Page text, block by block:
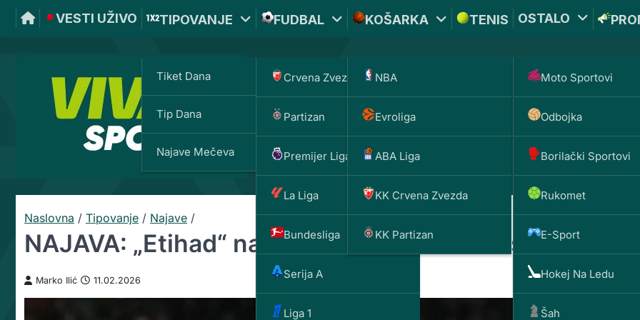
VESTI UŽIVO TIPOVANJE
Tiket Dana
Tip Dana
Najave Mečeva
FUDBAL
Crvena Zvezda
Partizan
Premijer Liga
La Liga
Bundesliga
Serija A
Liga 1
KOŠARKA
NBA
Evroliga
ABA Liga
KK Crvena Zvezda
KK Partizan
TENIS OSTALO
Moto Sportovi
Odbojka
Borilački Sportovi
Rukomet
E-Sport
Hokej Na Ledu
Šah
VIVATBET UPLATI DEPOZIT
200 RSD DOBIJAŠ
1000
*PROMOKOD:
Naslovna / Tipovanje / Najave /
NAJAVA: „Etihad“ na iglama – „Građani“ kaskaju za
Marko Ilić 11.02.2026